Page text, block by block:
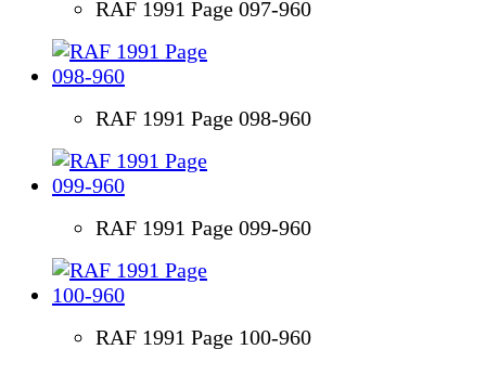
RAF 1991 Page 097-960
RAF 1991 Page 098-960
RAF 1991 Page 099-960
RAF 1991 Page 100-960